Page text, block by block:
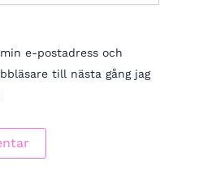
e-postadress och
till nästa gång jag